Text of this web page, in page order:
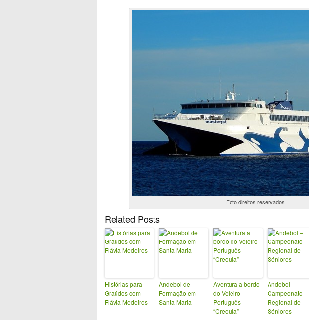
Foto direitos reservados
Related Posts
Histórias para
Graúdos com
Flávia Medeiros
Andebol de
Formação em
Santa Maria
Aventura a bordo
do Veleiro
Português
“Creoula”
Andebol –
Campeonato
Regional de
Séniores